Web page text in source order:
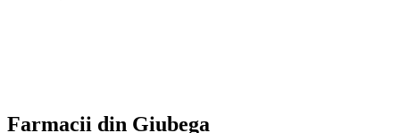
Farmacii din Giubega